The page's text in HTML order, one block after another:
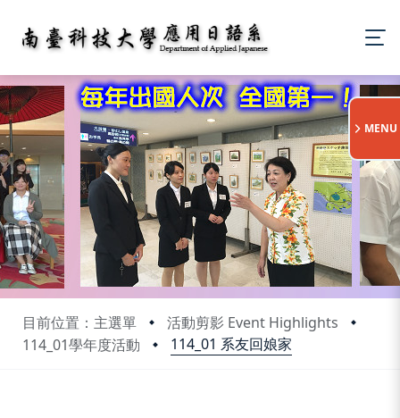
目前位置：主選單
活動剪影 Event Highlights
114_01學年度活動
114_01 系友回娘家
:::
MENU